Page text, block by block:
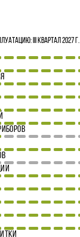
III квартал 2027 г.